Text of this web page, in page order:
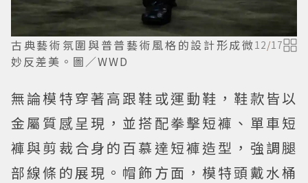
古典藝術氛圍與普普藝術風格的設計形成微
妙反差美。圖／WWD
12/17
無論模特穿著高跟鞋或運動鞋，鞋款皆以
金屬質感呈現，並搭配拳擊短褲、單車短
褲與剪裁合身的百慕達短褲造型，強調腿
部線條的展現。帽飾方面，模特頭戴水桶